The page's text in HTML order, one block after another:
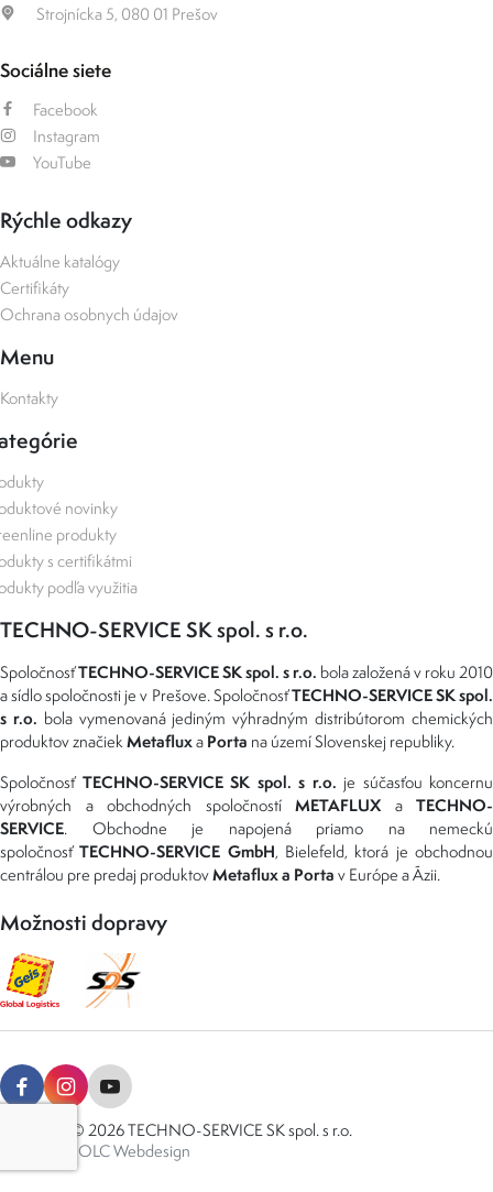
Strojnícka 5, 080 01 Prešov
Sociálne siete
Facebook
Instagram
YouTube
Rýchle odkazy
Aktuálne katalógy
Certifikáty
Ochrana osobnych údajov
Menu
Kontakty
novinky
produkty
s certifikátmi
podľa využitia
TECHNO-SERVICE SK spol. s r.o.
SpoločnosťTECHNO-SERVICE SK spol. s r.o. bola založená v roku 2010
a sídlo spoločnosti je v Prešove. SpoločnosťTECHNO-SERVICE SK spol.
s r.o. bola vymenovaná jediným výhradným distribútorom chemických
produktov značiekMetafluxa Porta na území Slovenskej republiky.
Spoločnosť TECHNO-SERVICE SK spol. s r.o. je súčasťou koncernu
výrobných a obchodných spoločností METAFLUXa TECHNO-
SERVICE. Obchodne je napojená priamo na nemeckú
spoločnosťTECHNO-SERVICE GmbH, Bielefeld, ktorá je obchodnou
centrálou pre predaj produktovMetaflux a Porta v Európe a Ázii.
Možnosti dopravy
Copyright © 2026 TECHNO-SERVICE SK spol. s r.o.
OLC Webdesign